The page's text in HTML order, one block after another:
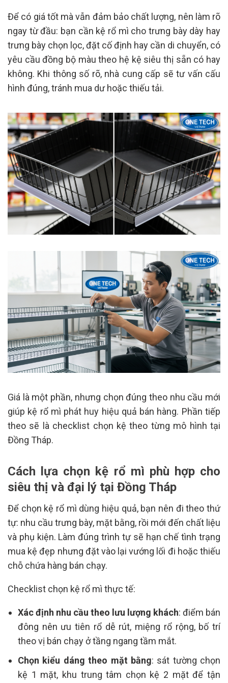
Để có giá tốt mà vẫn đảm bảo chất lượng, nên làm rõ
ngay từ đầu: bạn cần kệ rổ mì cho trưng bày dày hay
trưng bày chọn lọc, đặt cố định hay cần di chuyển, có
yêu cầu đồng bộ màu theo hệ kệ siêu thị sẵn có hay
không. Khi thông số rõ, nhà cung cấp sẽ tư vấn cấu
hình đúng, tránh mua dư hoặc thiếu tải.
Giá là một phần, nhưng chọn đúng theo nhu cầu mới
giúp kệ rổ mì phát huy hiệu quả bán hàng. Phần tiếp
theo sẽ là checklist chọn kệ theo từng mô hình tại
Đồng Tháp.
Cách lựa chọn kệ rổ mì phù hợp cho
siêu thị và đại lý tại Đồng Tháp
Để chọn kệ rổ mì dùng hiệu quả, bạn nên đi theo thứ
tự: nhu cầu trưng bày, mặt bằng, rồi mới đến chất liệu
và phụ kiện. Làm đúng trình tự sẽ hạn chế tình trạng
mua kệ đẹp nhưng đặt vào lại vướng lối đi hoặc thiếu
chỗ chứa hàng bán chạy.
Checklist chọn kệ rổ mì thực tế:
Xác định nhu cầu theo lưu lượng khách: điểm bán
đông nên ưu tiên rổ dễ rút, miệng rổ rộng, bố trí
theo vị bán chạy ở tầng ngang tầm mắt.
Chọn kiểu dáng theo mặt bằng: sát tường chọn
kệ 1 mặt, khu trung tâm chọn kệ 2 mặt để tận